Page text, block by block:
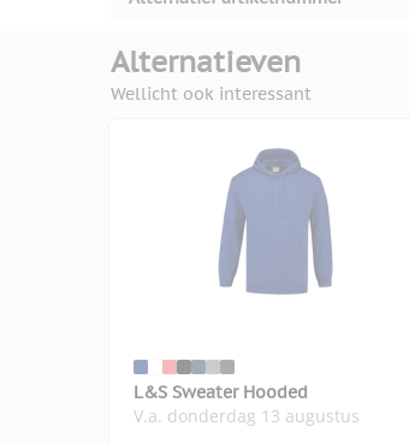
Alternatieven
Wellicht ook interessant
L&S Sweater Hooded
V.a. donderdag 13 augustus